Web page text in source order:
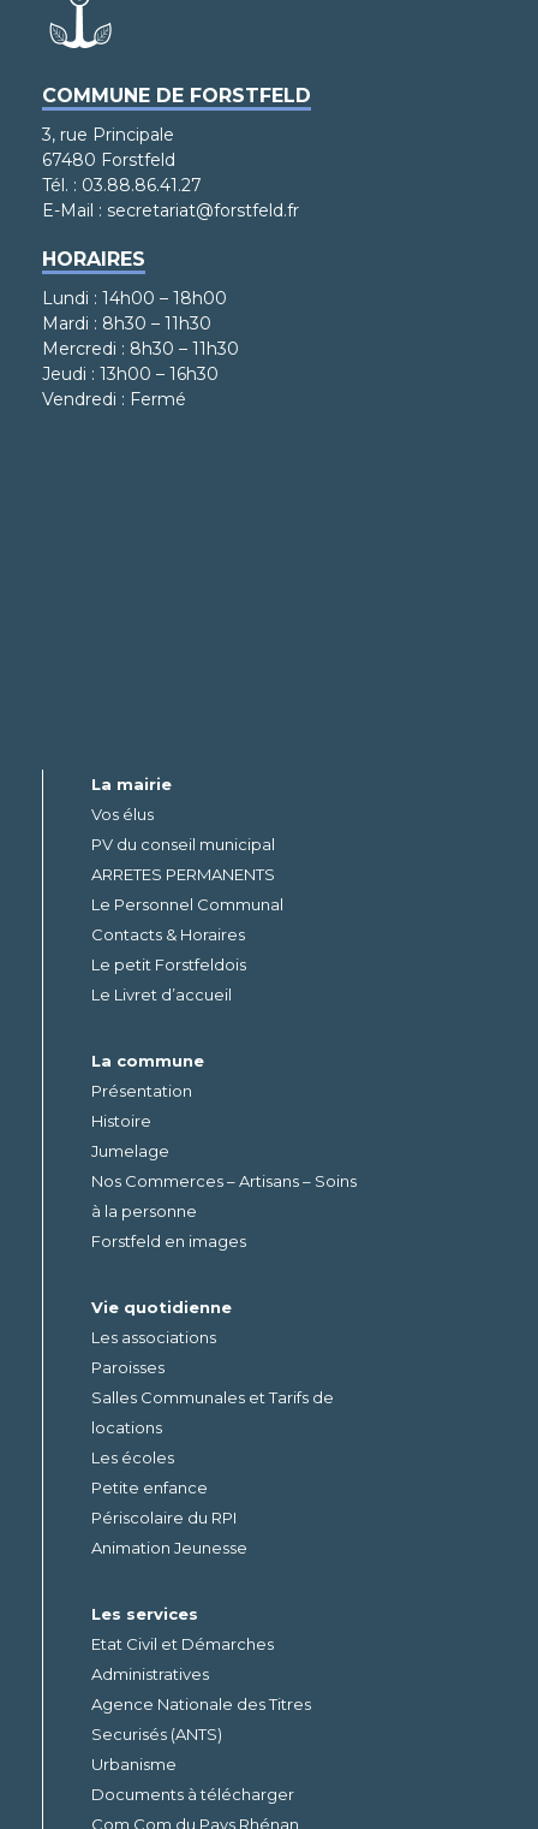
COMMUNE DE FORSTFELD
3, rue Principale
67480 Forstfeld
Tél. : 03.88.86.41.27
E-Mail : secretariat@forstfeld.fr
HORAIRES
Lundi : 14h00 – 18h00
Mardi : 8h30 – 11h30
Mercredi : 8h30 – 11h30
Jeudi : 13h00 – 16h30
Vendredi : Fermé
La mairie
Vos élus
PV du conseil municipal
ARRETES PERMANENTS
Le Personnel Communal
Contacts & Horaires
Le petit Forstfeldois
Le Livret d’accueil
La commune
Présentation
Histoire
Jumelage
Nos Commerces – Artisans – Soins
à la personne
Forstfeld en images
Vie quotidienne
Les associations
Paroisses
Salles Communales et Tarifs de
locations
Les écoles
Petite enfance
Périscolaire du RPI
Animation Jeunesse
Les services
Etat Civil et Démarches
Administratives
Agence Nationale des Titres
Securisés (ANTS)
Urbanisme
Documents à télécharger
Com Com du Pays Rhénan